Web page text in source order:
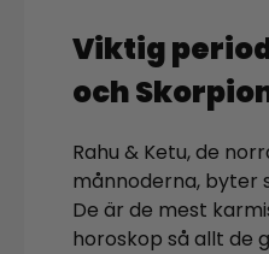
Viktig
och
Rahu & Ketu, de
månnoderna, byter
De är de mest
horoskop så allt de